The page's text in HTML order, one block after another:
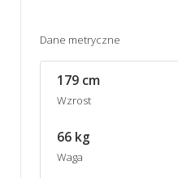
Dane metryczne
179 cm
Wzrost
66 kg
Waga